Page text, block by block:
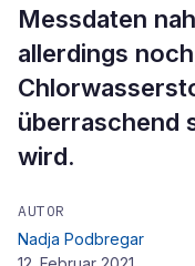
Messdaten
allerdings
überraschend
wird.
AUTOR
Nadja Podbregar